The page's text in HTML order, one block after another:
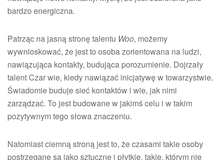
bardzo energiczna.
Patrząc na jasną stronę talentu Woo, możemy
wywnioskować, że jest to osoba zorientowana na ludzi,
nawiązująca kontakty, budująca porozumienie. Dojrzały
talent Czar wie, kiedy nawiązać inicjatywę w towarzystwie.
Świadomie buduje sieć kontaktów i wie, jak nimi
zarządzać. To jest budowane w jakimś celu i w takim
pozytywnym tego słowa znaczeniu.
Natomiast ciemną stroną jest to, że czasami takie osoby
postrzegane są jako sztuczne i płytkie, takie, którym nie